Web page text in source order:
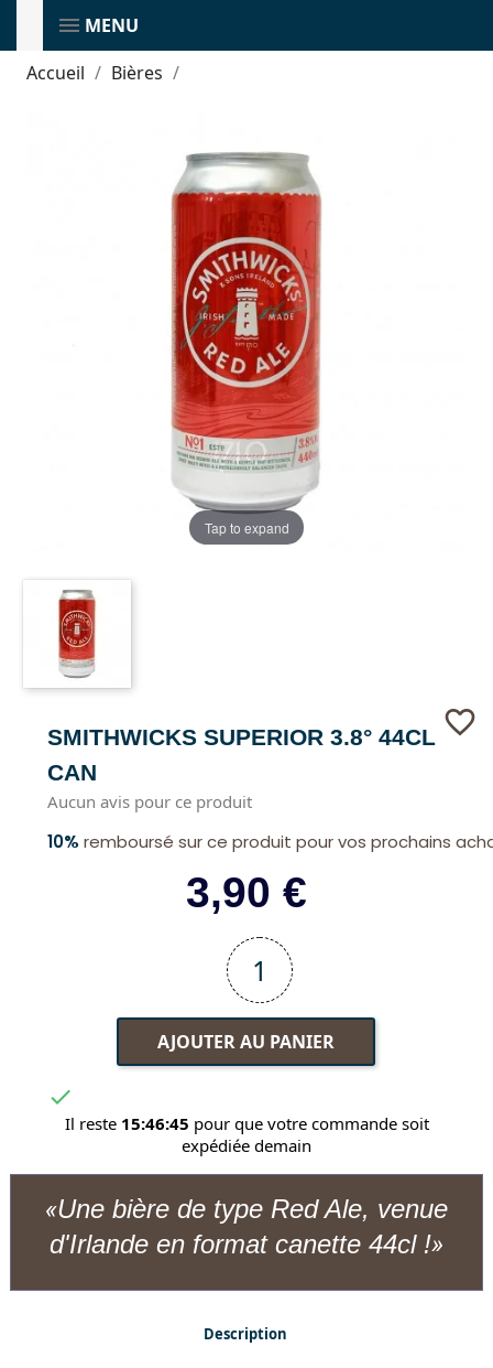
MENU
Accueil
Bières
Tap to expand
SMITHWICKS SUPERIOR 3.8° 44CL
CAN
Aucun avis pour ce produit
favorite_border
10% remboursé sur ce produit pour vos prochains
3,90 €
AJOUTER AU PANIER

Il reste 15:46:45 pour que votre commande soit
expédiée demain
Une bière de type Red Ale, venue
d'Irlande en format canette 44cl !
Description